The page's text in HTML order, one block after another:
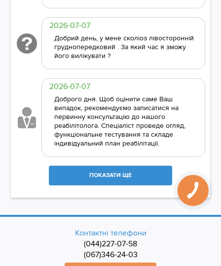
2026-07-07
Добрий день, у мене сколіоз лівосторонній
груднопередковий . За який час я зможу
його вилікувати ?
2026-07-07
Доброго дня. Щоб оцінити саме Ваш
випадок, рекомендуємо записатися на
первинну консультацію до нашого
реабілітолога. Спеціаліст проведе огляд,
функціональне тестування та складе
індивідуальний план реабілітації.
ПОКАЗАТИ ЩЕ
Контактні телефони
(044)227-07-58
(067)346-24-03